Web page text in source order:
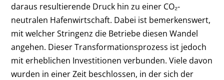
daraus resultierende Druck hin zu einer CO₂-
neutralen Hafenwirtschaft. Dabei ist bemerkenswert,
mit welcher Stringenz die Betriebe diesen Wandel
angehen. Dieser Transformationsprozess ist jedoch
mit erheblichen Investitionen verbunden. Viele davon
wurden in einer Zeit beschlossen, in der sich der